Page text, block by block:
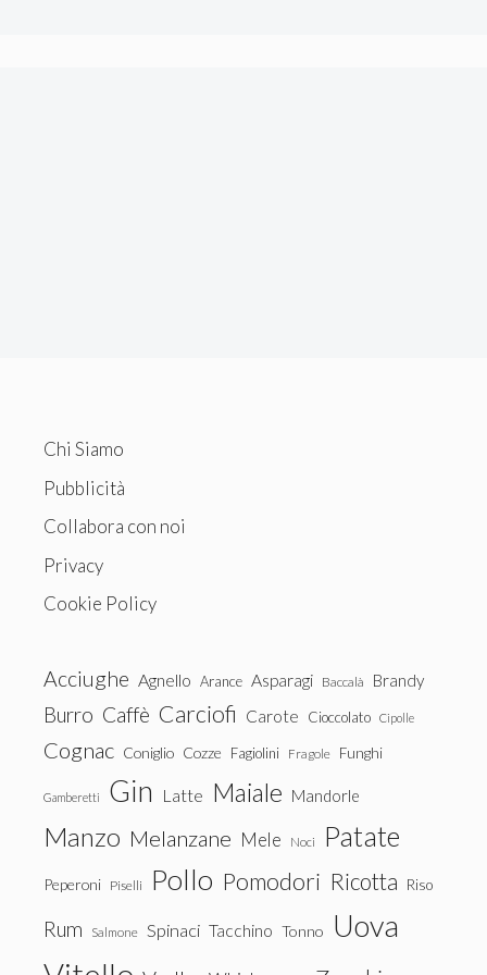
Chi Siamo
Pubblicità
Collabora con noi
Privacy
Cookie Policy
Acciughe Agnello Arance Asparagi Baccalà Brandy
Burro Caffè Carciofi Carote Cioccolato Cipolle
Cognac Coniglio Cozze Fagiolini Fragole Funghi
Gamberetti Gin Latte Maiale Mandorle
Manzo Melanzane Mele Noci Patate
Peperoni Piselli Pollo Pomodori Ricotta Riso
Rum Salmone Spinaci Tacchino Tonno Uova